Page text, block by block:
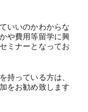
いいのかわからな
や費用等留学に興
ミナーとなってお
持っている方は、
をお勧め致します